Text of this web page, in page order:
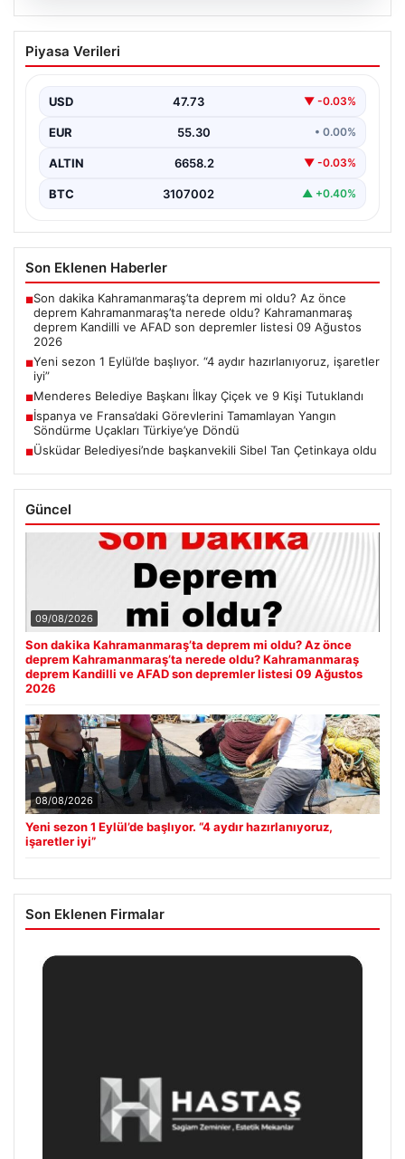
Yeni sezon 1 Eylül’de başlıyor. “4 aydır
hazırlanıyoruz, işaretler iyi”
Piyasa Verileri
USD 47.73 ▼ -0.03%
EUR 55.30 • 0.00%
ALTIN 6658.2 ▼ -0.03%
BTC 3107002 ▲ +0.40%
Son Eklenen Haberler
■Son dakika Kahramanmaraş’ta deprem mi oldu? Az önce
deprem Kahramanmaraş’ta nerede oldu? Kahramanmaraş
deprem Kandilli ve AFAD son depremler listesi 09 Ağustos
2026
■Yeni sezon 1 Eylül’de başlıyor. “4 aydır hazırlanıyoruz, işaretler
iyi”
■Menderes Belediye Başkanı İlkay Çiçek ve 9 Kişi Tutuklandı
■İspanya ve Fransa’daki Görevlerini Tamamlayan Yangın
Söndürme Uçakları Türkiye’ye Döndü
■Üsküdar Belediyesi’nde başkanvekili Sibel Tan Çetinkaya oldu
Güncel
09/08/2026
Son dakika Kahramanmaraş’ta deprem mi oldu? Az önce
deprem Kahramanmaraş’ta nerede oldu? Kahramanmaraş
deprem Kandilli ve AFAD son depremler listesi 09 Ağustos
2026
08/08/2026
Yeni sezon 1 Eylül’de başlıyor. “4 aydır hazırlanıyoruz,
işaretler iyi”
Son Eklenen Firmalar